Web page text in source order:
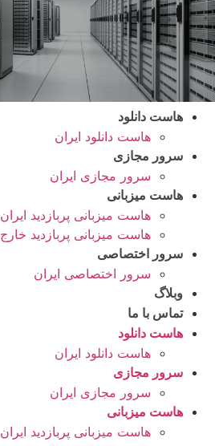
هاست دانلود
هاست دانلود ایران
سرور مجازی
سرور مجازی ایران
هاست میزبانی
هاست میزبانی پربازدید ایران
هاست میزبانی پربازدید خارج
سرور اختصاصی
سرور اختصاصی ایران
وبلاگ
تماس با ما
هاست دانلود
هاست دانلود ایران
سرور مجازی
سرور مجازی ایران
هاست میزبانی
هاست میزبانی پربازدید ایران